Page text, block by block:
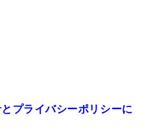
プライバシーポリシーに